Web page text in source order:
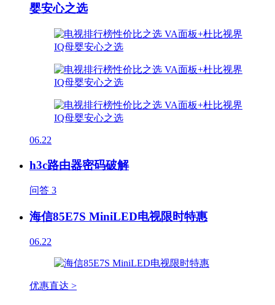
婴安心之选
06.22
h3c路由器密码破解
问答 3
海信85E7S MiniLED电视限时特惠
06.22
优惠直达 >